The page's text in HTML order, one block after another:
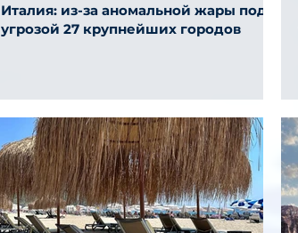
Италия: из-за аномальной жары под
угрозой 27 крупнейших городов